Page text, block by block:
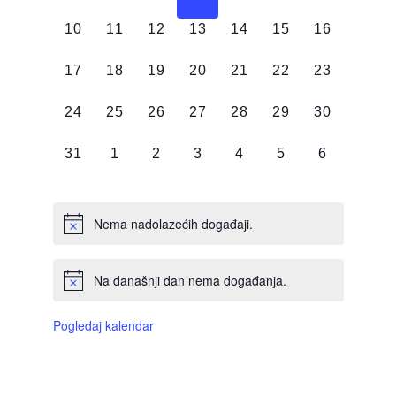
0
10
0
11
0
12
0
13
0
14
0
15
0
16
0
17
0
18
0
19
0
20
0
21
0
22
0
23
0
24
0
25
0
26
0
27
0
28
0
29
0
30
0
31
0
1
0
2
0
3
0
4
0
5
0
6
Nema nadolazećih događaji.
Na današnji dan nema događanja.
Pogledaj kalendar